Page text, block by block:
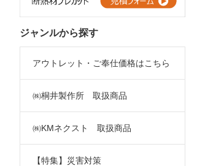
ジャンルから探す
アウトレット・ご奉仕価格はこちら
㈱桐井製作所 取扱商品
㈱KMネクスト 取扱商品
【特集】災害対策